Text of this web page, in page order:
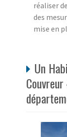
réaliser
des
mise en
Un